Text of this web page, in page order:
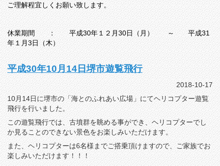
ご理解程宜しくお願い致します。
休業期間 ： 平成30年１２月30日（月） ～ 平成31
年１月3日（木）
平成30年10月14日堺市遊覧飛行
2018-10-17
10月14日に堺市の「海とのふれあい広場」にてヘリコプター遊覧
飛行を行いました。
この遊覧飛行では、古墳群を眺める事ができ、ヘリコプターでし
か見ることのできない景色をお楽しみいただけます。
また、ヘリコプターは6名様までご搭乗頂けますので、ご家族でお
楽しみいただけます！！！